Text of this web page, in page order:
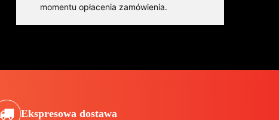
momentu opłacenia zamówienia.
Ekspresowa dostawa